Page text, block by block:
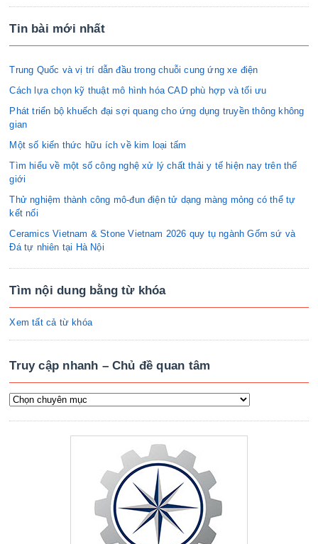
Tin bài mới nhất
Trung Quốc và vị trí dẫn đầu trong chuỗi cung ứng xe điện
Cách lựa chọn kỹ thuật mô hình hóa CAD phù hợp và tối ưu
Phát triển bộ khuếch đại sợi quang cho ứng dụng truyền thông không
gian
Một số kiến thức hữu ích về kim loại tấm
Tìm hiểu về một số công nghệ xử lý chất thải y tế hiện nay trên thế
giới
Thử nghiệm thành công mô-đun điện tử dạng màng mỏng có thể tự
kết nối
Ceramics Vietnam & Stone Vietnam 2026 quy tụ ngành Gốm sứ và
Đá tự nhiên tại Hà Nội
Tìm nội dung bằng từ khóa
Xem tất cả từ khóa
Truy cập nhanh – Chủ đề quan tâm